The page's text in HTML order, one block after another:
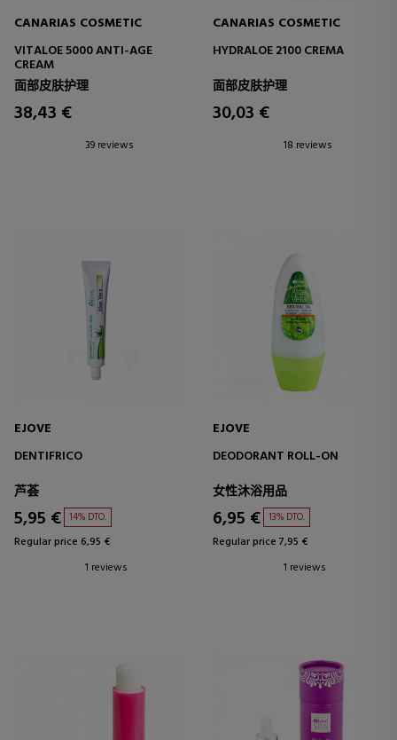
CANARIAS COSMETIC
VITALOE 5000 ANTI-AGE
CREAM
面部皮肤护理
38,43 €
39 reviews
CANARIAS COSMETIC
HYDRALOE 2100 CREMA
面部皮肤护理
30,03 €
18 reviews
EJOVE
DENTIFRICO
芦荟
5,95 € 14% DTO.
Regular price 6,95 €
1 reviews
EJOVE
DEODORANT ROLL-ON
女性沐浴用品
6,95 € 13% DTO.
Regular price 7,95 €
1 reviews